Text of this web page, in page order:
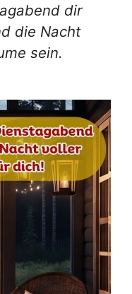
dir
die Nacht
sein.